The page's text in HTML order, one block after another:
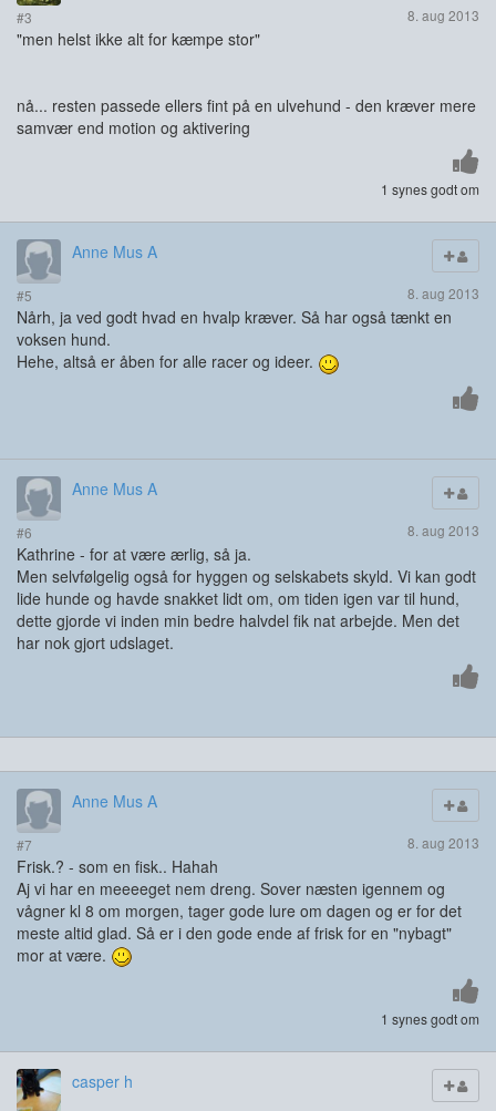
#3 8. aug 2013
"men helst ikke alt for kæmpe stor"
nå... resten passede ellers fint på en ulvehund - den kræver mere
samvær end motion og aktivering
1 synes godt om
Anne Mus A
#5 8. aug 2013
Nårh, ja ved godt hvad en hvalp kræver. Så har også tænkt en
voksen hund.
Hehe, altså er åben for alle racer og ideer.
Anne Mus A
#6 8. aug 2013
Kathrine - for at være ærlig, så ja.
Men selvfølgelig også for hyggen og selskabets skyld. Vi kan godt
lide hunde og havde snakket lidt om, om tiden igen var til hund,
dette gjorde vi inden min bedre halvdel fik nat arbejde. Men det
har nok gjort udslaget.
Anne Mus A
#7 8. aug 2013
Frisk.? - som en fisk.. Hahah
Aj vi har en meeeeget nem dreng. Sover næsten igennem og
vågner kl 8 om morgen, tager gode lure om dagen og er for det
meste altid glad. Så er i den gode ende af frisk for en "nybagt"
mor at være.
1 synes godt om
casper h